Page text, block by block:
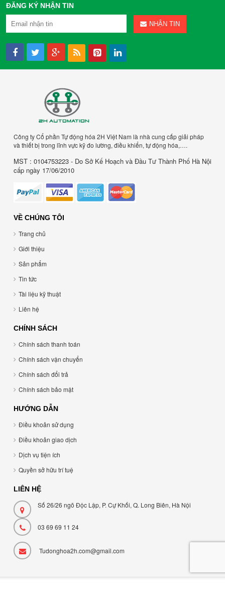
ĐĂNG KÝ NHẬN TIN
NHẬN TIN
Công ty Cổ phần Tự động hóa 2H Việt Nam là nhà cung cấp giải pháp
và thiết bị trong lĩnh vực kỹ đo lường, điều khiển, tự động hóa,….
MST : 0104753223 - Do Sở Kế Hoạch và Đầu Tư Thành Phố Hà Nội
cấp ngày 17/06/2010
VỀ CHÚNG TÔI
Trang chủ
Giới thiệu
Sản phẩm
Tin tức
Tài liệu kỹ thuật
Liên hệ
CHÍNH SÁCH
Chính sách thanh toán
Chính sách vận chuyển
Chính sách đổi trả
Chính sách bảo mật
HƯỚNG DẪN
Điều khoản sử dụng
Điều khoản giao dịch
Dịch vụ tiện ích
Quyền sở hữu trí tuệ
LIÊN HỆ
Số 26/26 ngõ Độc Lập, P. Cự Khối, Q. Long Biên, Hà Nội
03 69 69 11 24
Tudonghoa2h.com@gmail.com